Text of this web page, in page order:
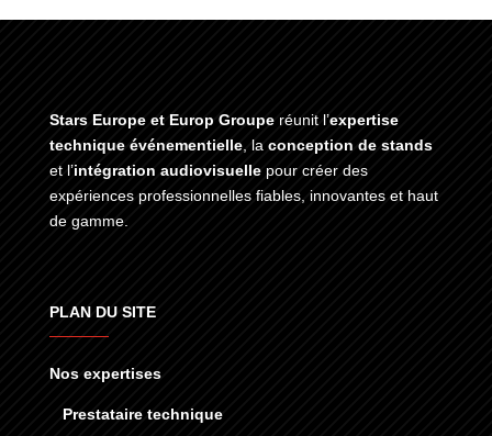
Stars Europe et Europ Groupe réunit l’expertise
technique événementielle, la conception de stands
et l’intégration audiovisuellepour créer des
expériences professionnelles fiables, innovantes et haut
de gamme.
PLAN DU SITE
Nos expertises
Prestataire technique